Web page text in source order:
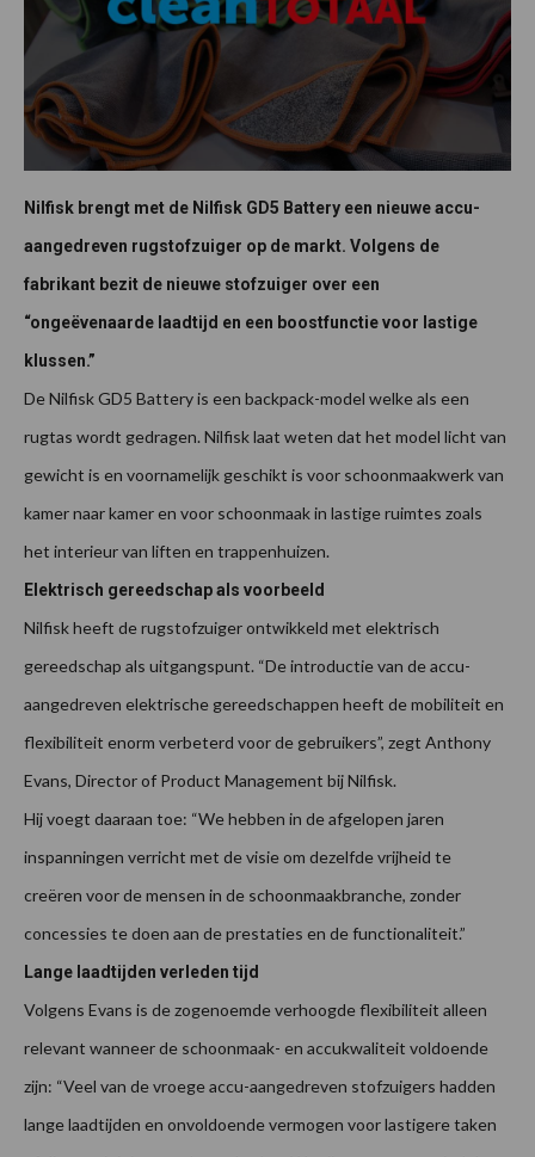
Nilfisk brengt met de Nilfisk GD5 Battery een nieuwe accu-
aangedreven rugstofzuiger op de markt. Volgens de
fabrikant bezit de nieuwe stofzuiger over een
“ongeëvenaarde laadtijd en een boostfunctie voor lastige
klussen.”
De Nilfisk GD5 Battery is een backpack-model welke als een
rugtas wordt gedragen. Nilfisk laat weten dat het model licht van
gewicht is en voornamelijk geschikt is voor schoonmaakwerk van
kamer naar kamer en voor schoonmaak in lastige ruimtes zoals
het interieur van liften en trappenhuizen.
Elektrisch gereedschap als voorbeeld
Nilfisk heeft de rugstofzuiger ontwikkeld met elektrisch
gereedschap als uitgangspunt. “De introductie van de accu-
aangedreven elektrische gereedschappen heeft de mobiliteit en
flexibiliteit enorm verbeterd voor de gebruikers”, zegt Anthony
Evans, Director of Product Management bij Nilfisk.
Hij voegt daaraan toe: “We hebben in de afgelopen jaren
inspanningen verricht met de visie om dezelfde vrijheid te
creëren voor de mensen in de schoonmaakbranche, zonder
concessies te doen aan de prestaties en de functionaliteit.”
Lange laadtijden verleden tijd
Volgens Evans is de zogenoemde verhoogde flexibiliteit alleen
relevant wanneer de schoonmaak- en accukwaliteit voldoende
zijn: “Veel van de vroege accu-aangedreven stofzuigers hadden
lange laadtijden en onvoldoende vermogen voor lastigere taken